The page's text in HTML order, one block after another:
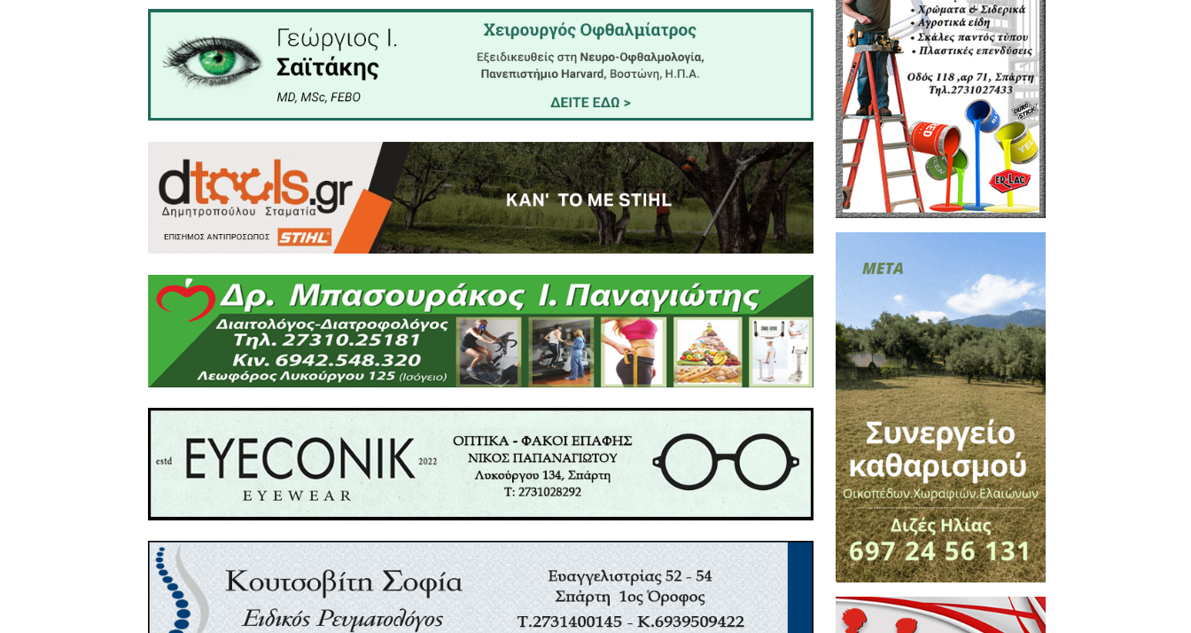
και έμεινες λίγο παραπάνω; Όλα μπορούν να συμβούν και η τεχνολογία είναι εκεί για να σε εξυπηρετήσει. Με
αυτήν στο πλευρό σου φτιάχνεις το ταξίδι σου ακριβώς όπως το είχες φανταστεί, ακόμα και την τελευταία
στιγμή. Δεν χρειάζεται να ακολουθείς πιστά ένα πρόγραμμα, αλλά έχεις τη δυνατότητα να το προσαρμόζεις
καθώς εξελίσσεται.
Τελικά, η τεχνολογία μας απομακρύνει ή μας φέρνει πιο κοντά;
Η αλήθεια είναι ότι μας φέρνει πιο κοντά. Όχι μόνο στους προορισμούς, αλλά και στην ίδια την εμπειρία. Μας
επιτρέπει να χαθούμε λίγο, αλλά με δίχτυ ασφαλείας. Να δοκιμάσουμε το άγνωστο χωρίς φόβο. Να
ταξιδέψουμε πιο συνειδητά, πιο άνετα, ακόμα και πιο βιώσιμα.
Γιατί τελικά, το θέμα δεν είναι να ξέρεις τα πάντα πριν φύγεις. Είναι να ξέρεις ότι μπορείς να πας παντού. Και
η τεχνολογία είναι αυτό που φέρνει το “παντού” λίγο πιο κοντά.